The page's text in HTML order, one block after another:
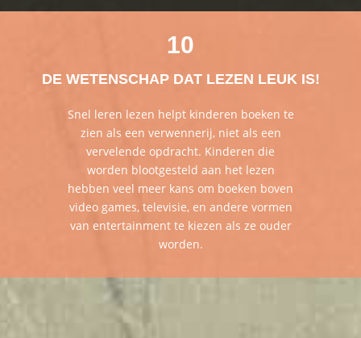
10
DE WETENSCHAP DAT LEZEN LEUK IS!
Snel leren lezen helpt kinderen boeken te
zien als een verwennerij, niet als een
vervelende opdracht. Kinderen die
worden blootgesteld aan het lezen
hebben veel meer kans om boeken boven
video games, televisie, en andere vormen
van entertainment te kiezen als ze ouder
worden.